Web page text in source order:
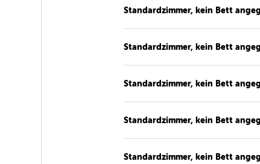
Standardzimmer, kein Bett
Standardzimmer, kein Bett
Standardzimmer, kein Bett
Standardzimmer, kein Bett
Standardzimmer, kein Bett